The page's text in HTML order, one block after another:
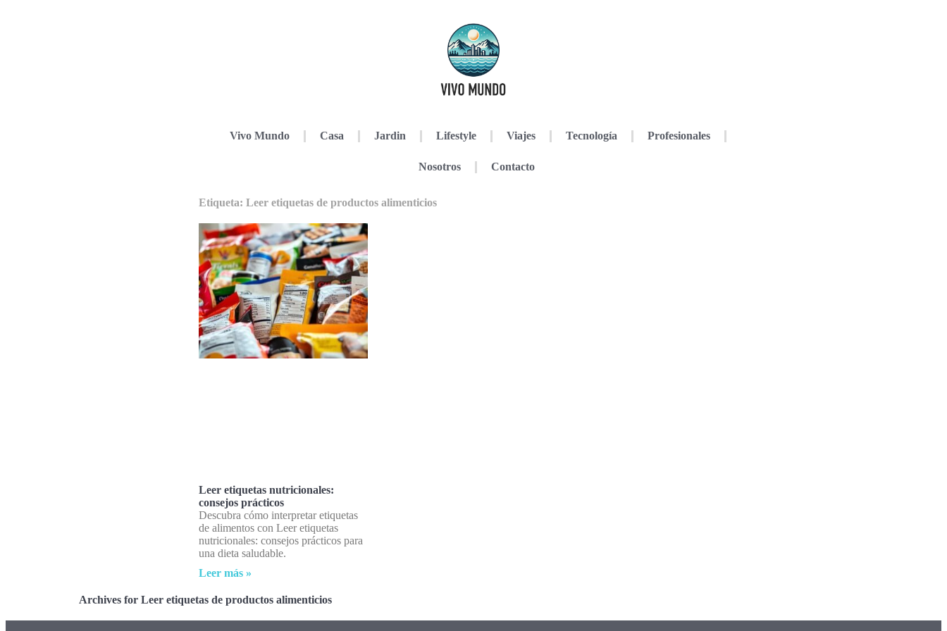
Vivo Mundo Casa Jardin Lifestyle Viajes Tecnología Profesionales
Nosotros Contacto
Etiqueta: Leer etiquetas de productos alimenticios
Leer etiquetas nutricionales:
consejos prácticos
Descubra cómo interpretar etiquetas
de alimentos con Leer etiquetas
nutricionales: consejos prácticos para
una dieta saludable.
Leer más »
Archives for Leer etiquetas de productos alimenticios